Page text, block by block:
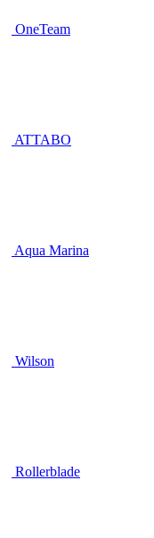
OneTeam
ATTABO
Aqua Marina
Wilson
Rollerblade